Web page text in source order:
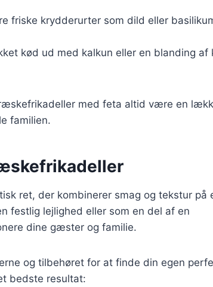
friske krydderurter som dild eller
kød ud med kalkun eller en blanding af
med feta altid være en
familien.
ret, der kombinerer smag og tekstur på
festlig lejlighed eller som en del af en
dine gæster og familie.
og tilbehøret for at finde din egen
bedste resultat: